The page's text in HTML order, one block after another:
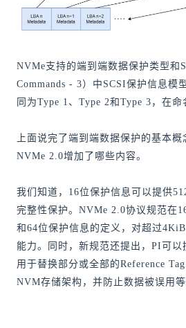
NVMe支持的端到端数据保护类型和
Commands - 3）中SCSI保护信息模
同为Type 1、Type 2和Type 3，在命
上面说完了端到端数据保护的基本
NVMe 2.0增加了哪些内容。
我们知道，16位保护信息可以提供
完整性保护。NVMe 2.0协议规范在
和64位保护信息的定义，对超过
能力。同时，新规范还提出，PI可以
用于替换部分或全部的Reference
NVM存储架构，并防止数据被误用等